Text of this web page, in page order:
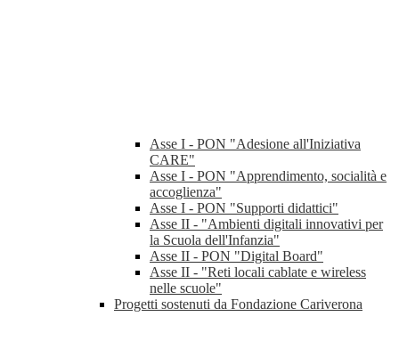
Asse I - PON "Adesione all'Iniziativa
CARE"
Asse I - PON "Apprendimento, socialità e
accoglienza"
Asse I - PON "Supporti didattici"
Asse II - "Ambienti digitali innovativi per
la Scuola dell'Infanzia"
Asse II - PON "Digital Board"
Asse II - "Reti locali cablate e wireless
nelle scuole"
Progetti sostenuti da Fondazione Cariverona